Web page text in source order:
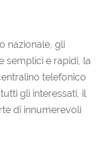
nazionale, gli
semplici e rapidi, la
telefonico
gli interessati, il
di innumerevoli